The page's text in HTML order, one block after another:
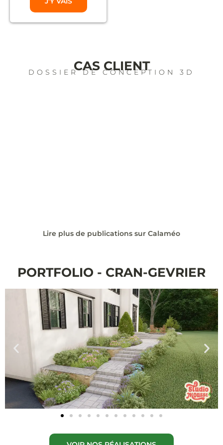
CAS CLIENT
DOSSIER DE CONCEPTION 3D
Lire plus de publications sur Calaméo
PORTFOLIO - CRAN-GEVRIER